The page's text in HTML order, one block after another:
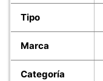
Tipo
Marca
Categoría